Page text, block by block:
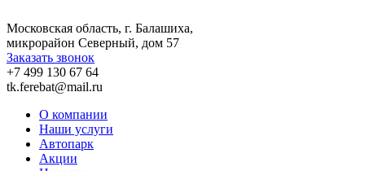
Московская область, г. Балашиха,
микрорайон Северный, дом 57
Заказать звонок
+7 499 130 67 64
tk.ferebat@mail.ru
О компании
Наши услуги
Автопарк
Акции